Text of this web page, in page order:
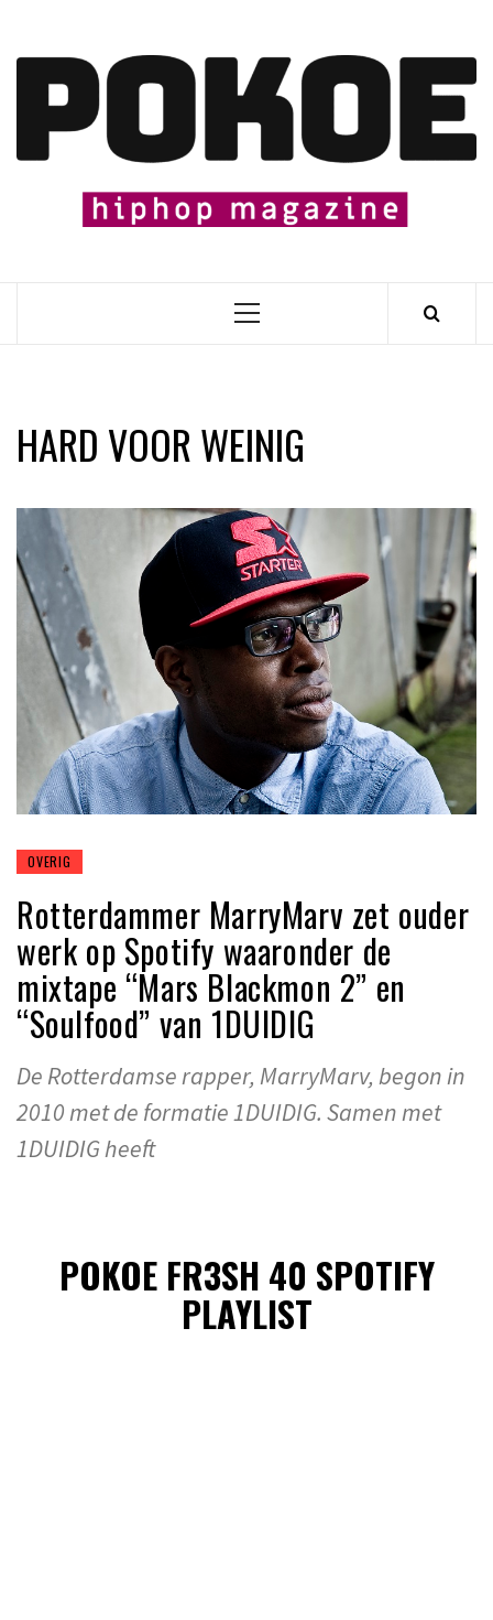
content
Primary
HARD VOOR WEINIG
OVERIG
Rotterdammer MarryMarv zet ouder
werk op Spotify waaronder de
mixtape “Mars Blackmon 2” en
“Soulfood” van 1DUIDIG
De Rotterdamse rapper, MarryMarv, begon in
2010 met de formatie 1DUIDIG. Samen met
1DUIDIG heeft
POKOE FR3SH 40 SPOTIFY
PLAYLIST